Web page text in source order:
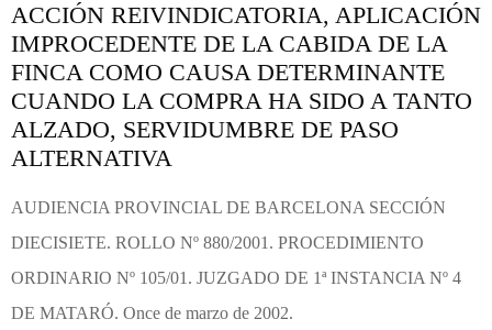
ACCIÓN REIVINDICATORIA, APLICACIÓN
IMPROCEDENTE DE LA CABIDA DE LA
FINCA COMO CAUSA DETERMINANTE
CUANDO LA COMPRA HA SIDO A TANTO
ALZADO, SERVIDUMBRE DE PASO
ALTERNATIVA
AUDIENCIA PROVINCIAL DE BARCELONA SECCIÓN
DIECISIETE. ROLLO Nº 880/2001. PROCEDIMIENTO
ORDINARIO Nº 105/01. JUZGADO DE 1ª INSTANCIA Nº 4
DE MATARÓ. Once de marzo de 2002.